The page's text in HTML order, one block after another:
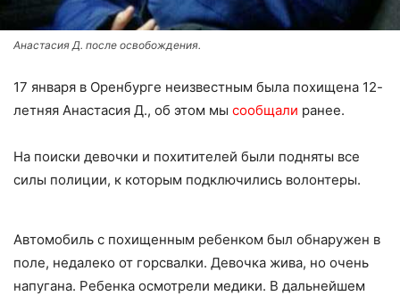
Анастасия Д. после освобождения.
17 января в Оренбурге неизвестным была похищена 12-
летняя Анастасия Д., об этом мы сообщали ранее.
На поиски девочки и похитителей были подняты все
силы полиции, к которым подключились волонтеры.
Автомобиль с похищенным ребенком был обнаружен в
поле, недалеко от горсвалки. Девочка жива, но очень
напугана. Ребенка осмотрели медики. В дальнейшем